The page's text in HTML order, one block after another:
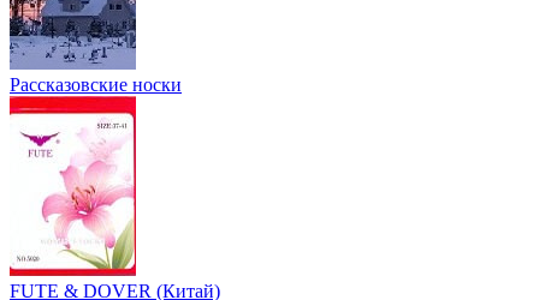
Рассказовские носки
FUTE & DOVER (Китай)